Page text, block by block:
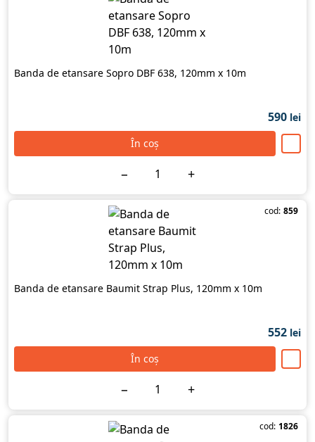
Banda de etansare Sopro DBF 638, 120mm x 10m
590 lei
În coș
− +
cod: 859
Banda de etansare Baumit Strap Plus, 120mm x 10m
552 lei
În coș
− +
cod: 1826